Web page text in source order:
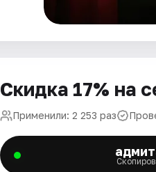
Скидка 17% на
Применили: 2 253 раз